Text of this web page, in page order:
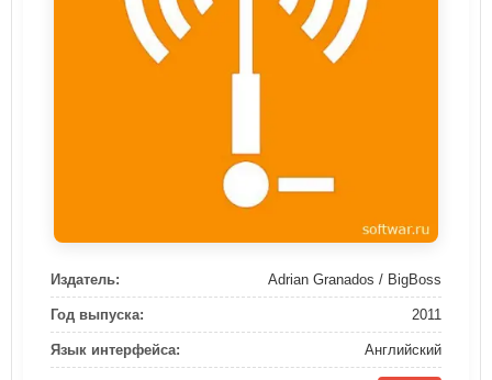
Издатель: Adrian Granados / BigBoss
Год выпуска: 2011
Язык интерфейса: Английский